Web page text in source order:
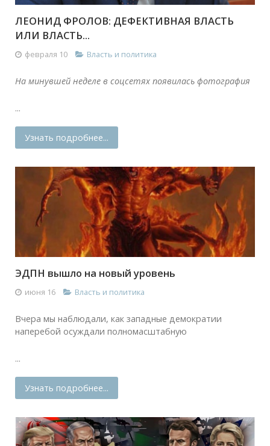
ЛЕОНИД ФРОЛОВ: ДЕФЕКТИВНАЯ ВЛАСТЬ
ИЛИ ВЛАСТЬ...
февраля 10 Власть и политика
На минувшей неделе в соцсетях появилась фотография
...
Узнать подробнее...
ЭДПН вышло на новый уровень
июня 16 Власть и политика
Вчера мы наблюдали, как западные демократии
наперебой осуждали полномасштабную
...
Узнать подробнее...